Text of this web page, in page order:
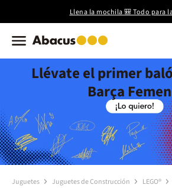
Llena la mochila 🎒 Todo para
Llévate el primer
Barça
Juguetes Juguetes de Construcción LEGO®